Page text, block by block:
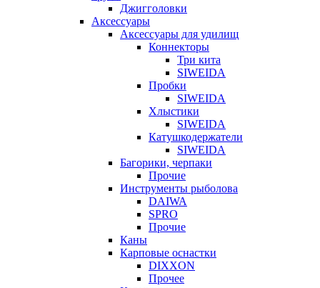
Джигголовки
Аксессуары
Аксессуары для удилищ
Коннекторы
Три кита
SIWEIDA
Пробки
SIWEIDA
Хлыстики
SIWEIDA
Катушкодержатели
SIWEIDA
Багорики, черпаки
Прочие
Инструменты рыболова
DAIWA
SPRO
Прочие
Каны
Карповые оснастки
DIXXON
Прочее